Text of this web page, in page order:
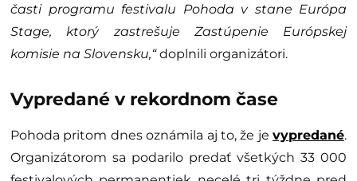
časti programu festivalu Pohoda v stane Európa
Stage, ktorý zastrešuje Zastúpenie Európskej
komisie na Slovensku,“doplnili organizátori.
Vypredané v rekordnom čase
Pohoda pritom dnes oznámila aj to, že je vypredané.
Organizátorom sa podarilo predať všetkých 33 000